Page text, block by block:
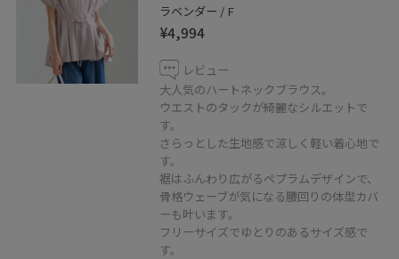
ラベンダー / F
¥4,994
レビュー
大人気のハートネックブラウス。
ウエストのタックが綺麗なシルエットで
す。
さらっとした生地感で涼しく軽い着心地で
す。
裾はふんわり広がるペプラムデザインで、
骨格ウェーブが気になる腰回りの体型カバ
ーも叶います。
フリーサイズでゆとりのあるサイズ感で
す。